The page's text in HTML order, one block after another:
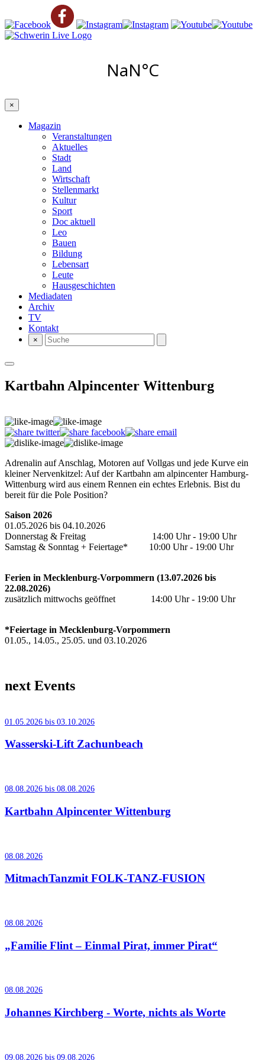
×
Magazin
Veranstaltungen
Aktuelles
Stadt
Land
Wirtschaft
Stellenmarkt
Kultur
Sport
Doc aktuell
Leo
Bauen
Bildung
Lebensart
Leute
Hausgeschichten
Mediadaten
Archiv
TV
Kontakt
×
Kartbahn Alpincenter Wittenburg
Adrenalin auf Anschlag, Motoren auf Vollgas und jede Kurve ein
kleiner Nervenkitzel: Auf der Kartbahn am alpincenter Hamburg-
Wittenburg wird aus einem Rennen ein echtes Erlebnis. Bist du
bereit für die Pole Position?
Saison 2026
01.05.2026 bis 04.10.2026
Donnerstag & Freitag 14:00 Uhr - 19:00 Uhr
Samstag & Sonntag + Feiertage* 10:00 Uhr - 19:00 Uhr
Ferien in Mecklenburg-Vorpommern (13.07.2026 bis
22.08.2026)
zusätzlich mittwochs geöffnet 14:00 Uhr - 19:00 Uhr
*Feiertage in Mecklenburg-Vorpommern
01.05., 14.05., 25.05. und 03.10.2026
next Events
01.05.2026 bis 03.10.2026
Wasserski-Lift Zachunbeach
08.08.2026 bis 08.08.2026
Kartbahn Alpincenter Wittenburg
08.08.2026
MitmachTanzmit FOLK-TANZ-FUSION
08.08.2026
„Familie Flint – Einmal Pirat, immer Pirat“
08.08.2026
Johannes Kirchberg - Worte, nichts als Worte
09.08.2026 bis 09.08.2026